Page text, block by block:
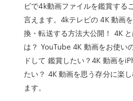
ビで4k動画ファイルを鑑賞する
言えます。4kテレビの 4K 動画
換・転送する方法大公開！ 4K
は？ YouTube 4K 動画をお使い
ドして 鑑賞したい？4K 動画を
たい？ 4K 動画を思う存分に楽
ます。